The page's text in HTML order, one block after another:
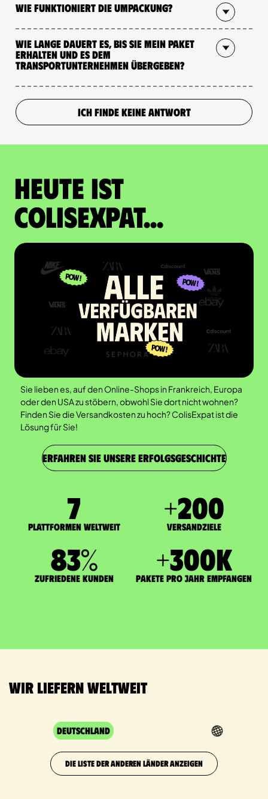
Wie funktioniert die Umpackung?
Wie lange dauert es, bis Sie mein Paket
erhalten und es dem
Transportunternehmen übergeben?
ICH FINDE KEINE ANTWORT
Heute ist
Colisexpat...
Sie lieben es, auf den Online-Shops in Frankreich, Europa
oder den USA zu stöbern, obwohl Sie dort nicht wohnen?
Finden Sie die Versandkosten zu hoch? ColisExpat ist die
Lösung für Sie!
ERFAHREN SIE UNSERE ERFOLGSGESCHICHTE
7
Plattformen weltweit
+200
Versandziele
83%
zufriedene Kunden
+300K
Pakete pro Jahr empfangen
Wir liefern weltweit
Deutschland
DIE LISTE DER ANDEREN LÄNDER ANZEIGEN